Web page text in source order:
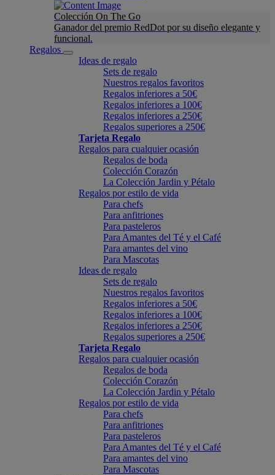
Colección On The Go
Ganador del premio RedDot por su diseño elegante y
funcional.
Regalos
Ideas de regalo
Sets de regalo
Nuestros regalos favoritos
Regalos inferiores a 50€
Regalos inferiores a 100€
Regalos inferiores a 250€
Regalos superiores a 250€
Tarjeta Regalo
Regalos para cualquier ocasión
Regalos de boda
Colección Corazón
La Colección Jardin y Pétalo
Regalos por estilo de vida
Para chefs
Para anfitriones
Para pasteleros
Para Amantes del Té y el Café
Para amantes del vino
Para Mascotas
Ideas de regalo
Sets de regalo
Nuestros regalos favoritos
Regalos inferiores a 50€
Regalos inferiores a 100€
Regalos inferiores a 250€
Regalos superiores a 250€
Tarjeta Regalo
Regalos para cualquier ocasión
Regalos de boda
Colección Corazón
La Colección Jardin y Pétalo
Regalos por estilo de vida
Para chefs
Para anfitriones
Para pasteleros
Para Amantes del Té y el Café
Para amantes del vino
Para Mascotas